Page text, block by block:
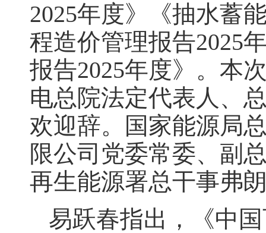
2025年度》《抽水蓄
程造价管理报告2025
报告2025年度》。本
电总院法定代表人、
欢迎辞。国家能源局
限公司党委常委、副
再生能源署总干事弗
易跃春指出，《中